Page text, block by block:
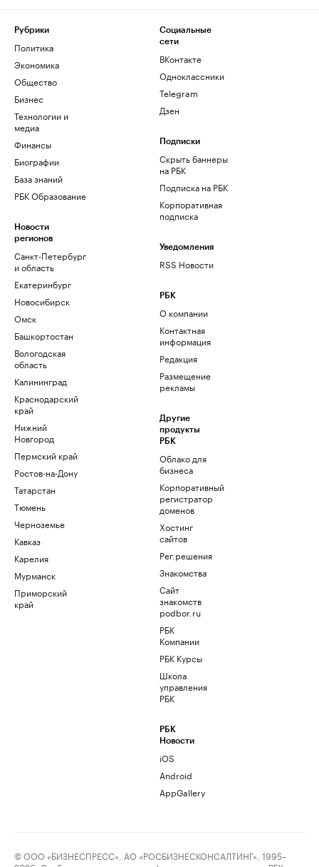
Рубрики
Политика
Экономика
Общество
Бизнес
Технологии и
медиа
Финансы
Биографии
База знаний
РБК Образование
Новости
регионов
Санкт-Петербург
и область
Екатеринбург
Новосибирск
Омск
Башкортостан
Вологодская
область
Калининград
Краснодарский
край
Нижний
Новгород
Пермский край
Ростов-на-Дону
Татарстан
Тюмень
Черноземье
Кавказ
Карелия
Мурманск
Приморский
край
Социальные
сети
ВКонтакте
Одноклассники
Telegram
Дзен
Подписки
Скрыть баннеры
на РБК
Подписка на РБК
Корпоративная
подписка
Уведомления
RSS Новости
РБК
О компании
Контактная
информация
Редакция
Размещение
рекламы
Другие
продукты
РБК
Облако для
бизнеса
Корпоративный
регистратор
доменов
Хостинг
сайтов
Рег.решения
Знакомства
Сайт
знакомств
podbor.ru
РБК
Компании
РБК Курсы
Школа
управления
РБК
РБК
Новости
iOS
Android
AppGallery
© ООО «БИЗНЕСПРЕСС», АО «РОСБИЗНЕСКОНСАЛТИНГ», 1995–